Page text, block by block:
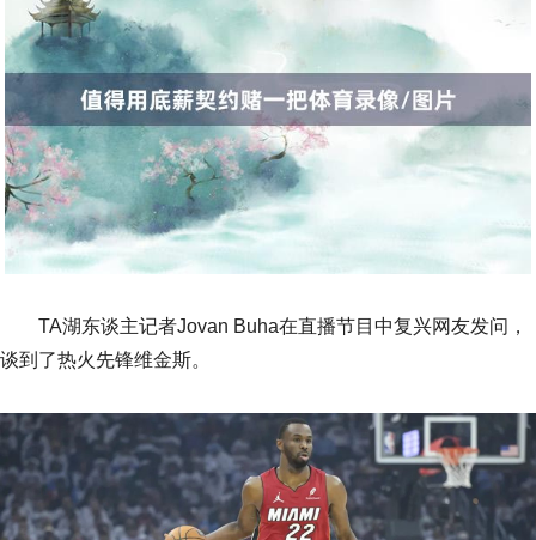
TA湖东谈主记者Jovan Buha在直播节目中复兴网友发问，
谈到了热火先锋维金斯。